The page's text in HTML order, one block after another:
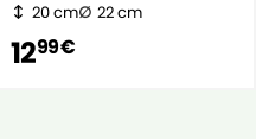
20 cm 22 cm
1299 €